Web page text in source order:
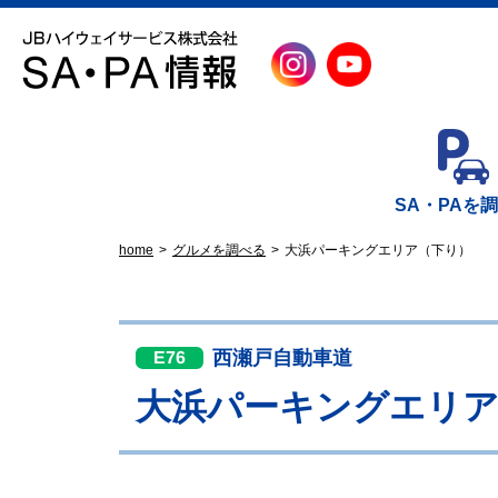
SA・PAを
home グルメを調べる 大浜パーキングエリア（下り）
E76 西瀬戸自動車道
大浜パーキングエリ